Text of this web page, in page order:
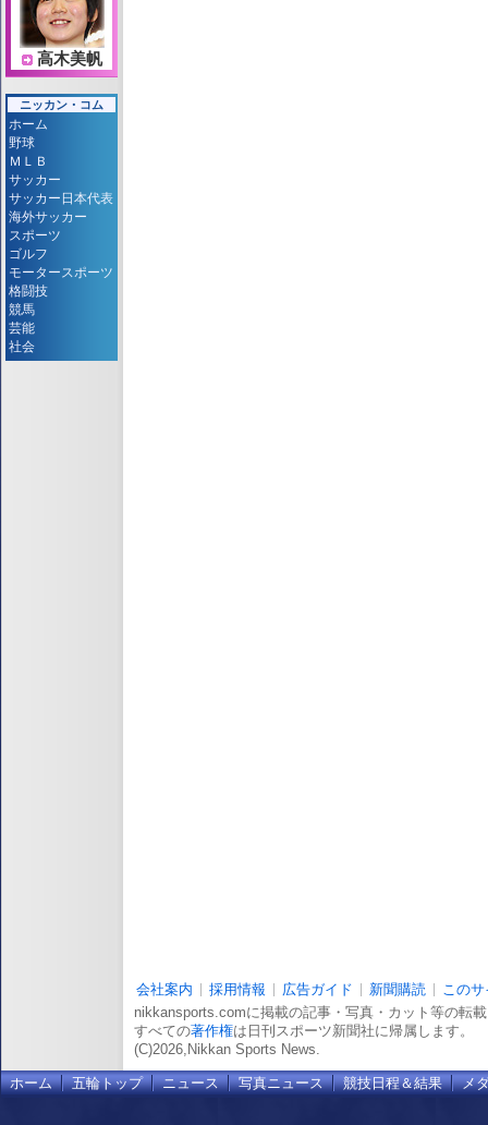
高木美帆
ニッカン・コム
ホーム
野球
ＭＬＢ
サッカー
サッカー日本代表
海外サッカー
スポーツ
ゴルフ
モータースポーツ
格闘技
競馬
芸能
社会
会社案内 採用情報 広告ガイド 新聞購読
この
nikkansports.comに掲載の記事・写真・カット等の転
すべての著作権は日刊スポーツ新聞社に帰属します。
(C)2026,Nikkan Sports News.
ホーム 五輪トップ ニュース 写真ニュース 競技日程＆結果 メ